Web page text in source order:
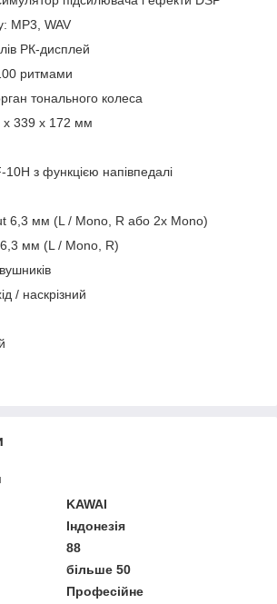
MP3, WAV
РК-дисплей
ритмами
тонального колеса
x 339 x 172 мм
з функцією напівпедалі
6,3 мм (L / Mono, R або 2x Mono)
6,3 мм (L / Mono, R)
/ наскрізний
KAWAI
Індонезія
88
більше 50
Професійне